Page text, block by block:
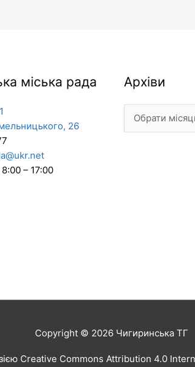
міська рада
26
– 17:00
Архіви
Архіви
Copyright © 2026 Чигиринська ТГ
Creative Commons Attribution 4.0